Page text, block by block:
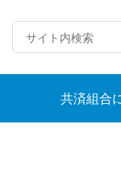
共済組合